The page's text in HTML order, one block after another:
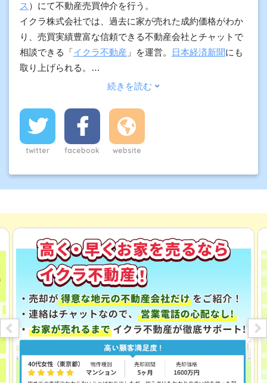
ス ）にて不動産売買仲介を行う。
イクラ株式会社では、過去に家が売れた成約価格がわか
り、売買実績豊富な信頼できる不動産会社とチャットで
相談できる「イクラ不動産 」を運営。 日本経済新聞にも
取り上げられる。
加えて、契約実務や物件調査の経験をもとに、プロ向け
りやすく発信している。
また、司法書士事務所では、不動産登記の専門家として
登記だけでなく、離婚協議書の作成や遺産分割協議書の
住宅ローンなど金銭的問題・離婚・相続などを中心に法
律に関わる不動産売却の相談が年間1000件以上ある。
twitter facebook website